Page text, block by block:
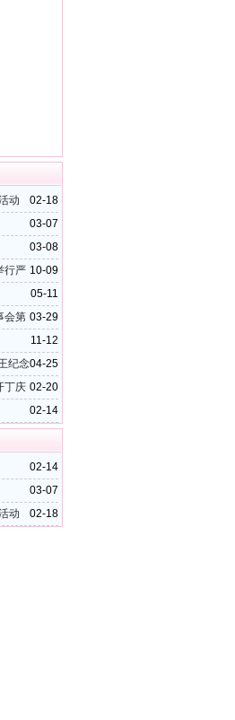
02-18
动
03-07
03-08
10-09
行严
05-11
03-29
会第
11-12
04-25
纪念
02-20
丁庆
02-14
02-14
03-07
02-18
动